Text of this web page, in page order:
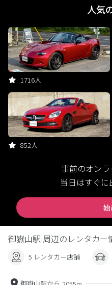
人気
1716人
852人
事前のオン
当日はすぐ
始
御嶽山駅 周辺のレンタカー
5 レンタカー店舗